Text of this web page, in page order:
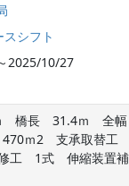
シフト
2025/10/27
橋長　31.4ｍ　全
ｍ2　支承取替工
工　1式　伸縮装置